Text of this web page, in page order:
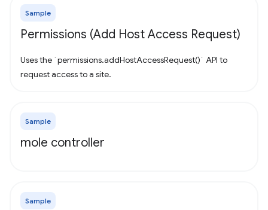
Sample
Permissions (Add Host Access Request)
Uses the `permissions.addHostAccessRequest()` API to
request access to a site.
Sample
mole controller
Sample